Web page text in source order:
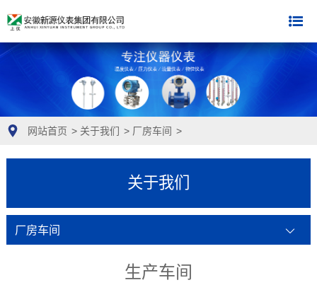
网站首页 > 关于我们 > 厂房车间 >
关于我们
厂房车间
生产车间